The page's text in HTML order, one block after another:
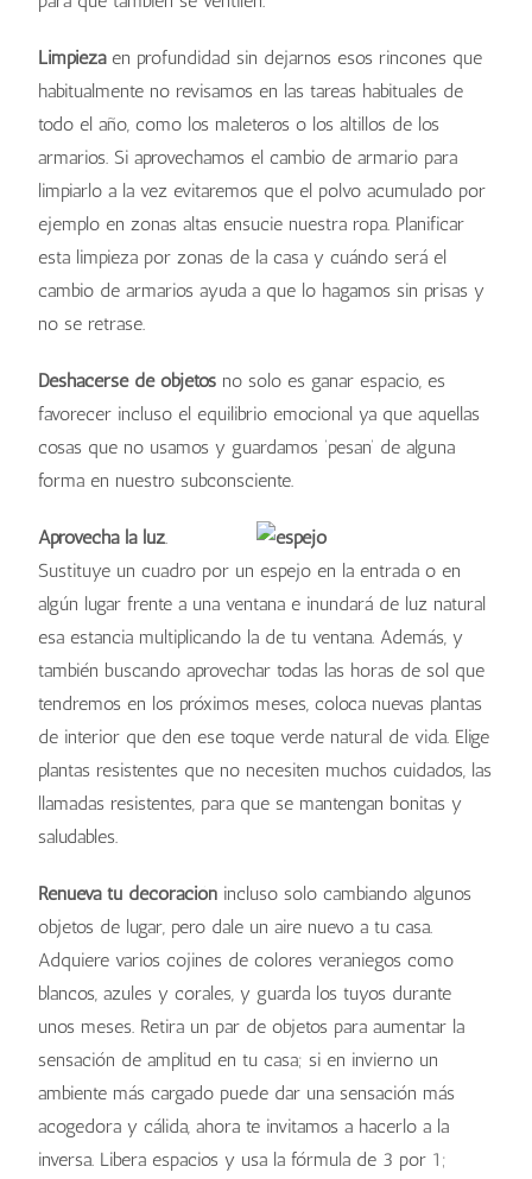
Limpiezaen profundidad sin dejarnos esos rincones que
habitualmente no revisamos en las tareas habituales de
todo el año, como los maleteros o los altillos de los
armarios. Si aprovechamos el cambio de armario para
limpiarlo a la vez evitaremos que el polvo acumulado por
ejemplo en zonas altas ensucie nuestra ropa. Planificar
esta limpieza por zonas de la casa y cuándo será el
cambio de armarios ayuda a que lo hagamos sin prisas y
no se retrase.
Deshacerse de objetos no solo es ganar espacio, es
favorecer incluso el equilibrio emocional ya que aquellas
cosas que no usamos y guardamos ‘pesan’ de alguna
forma en nuestro subconsciente.
Aprovecha la luz
Sustituye un cuadro por un espejo en la entrada o en
algún lugar frente a una ventana e inundará de luz natural
esa estancia multiplicando la de tu ventana. Además, y
también buscando aprovechar todas las horas de sol que
tendremos en los próximos meses, coloca nuevas plantas
de interior que den ese toque verde natural de vida. Elige
plantas resistentes que no necesiten muchos cuidados, las
llamadas resistentes, para que se mantengan bonitas y
saludables.
Renueva tu decoración incluso solo cambiando algunos
objetos de lugar, pero dale un aire nuevo a tu casa.
Adquiere varios cojines de colores veraniegos como
blancos, azules y corales, y guarda los tuyos durante
unos meses. Retira un par de objetos para aumentar la
sensación de amplitud en tu casa; si en invierno un
ambiente más cargado puede dar una sensación más
acogedora y cálida, ahora te invitamos a hacerlo a la
inversa. Libera espacios y usa la fórmula de 3 por 1;